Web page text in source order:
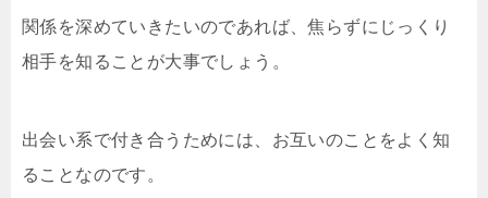
関係を深めていきたいのであれば、焦らずにじっくり
相手を知ることが大事でしょう。
出会い系で付き合うためには、お互いのことをよく知
ることなのです。